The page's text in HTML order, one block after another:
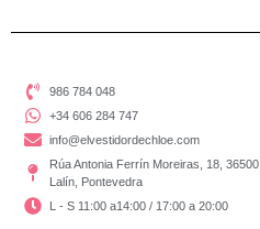
986 784 048
+34 606 284 747
info@elvestidordechloe.com
Rúa Antonia Ferrín Moreiras, 18, 36500
Lalín, Pontevedra
L - S 11:00 a14:00 / 17:00 a 20:00